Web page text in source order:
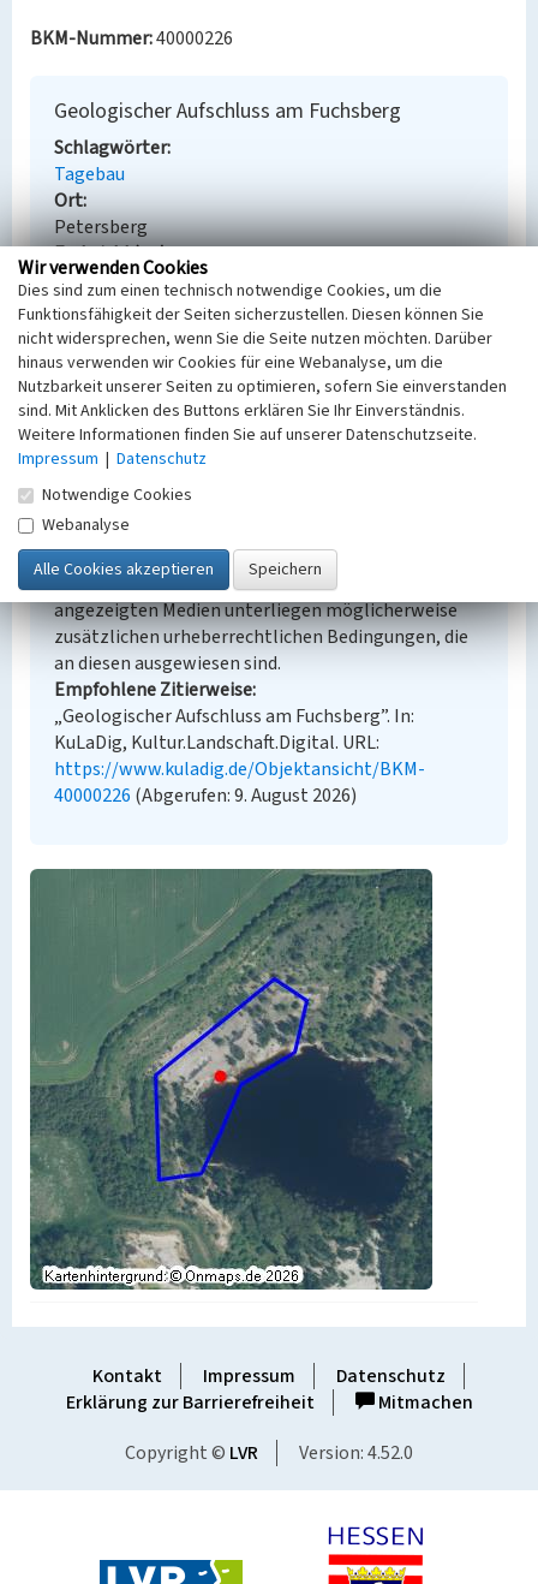
BKM-Nummer:40000226
Geologischer Aufschluss am Fuchsberg
Schlagwörter
Tagebau
Ort
Petersberg
Fachsicht(en)
Denkmalpflege
Erfassungsmaßstab
Keine Angabe
Erfassungsmethode
Übernahme aus externer Fachdatenbank
Empfohlene Zitierweise
Urheberrechtlicher Hinweis
Der hier präsentierte Inhalt steht unter der freien
Lizenz dl-by-de/2.0 (Namensnennung). Die
angezeigten Medien unterliegen möglicherweise
zusätzlichen urheberrechtlichen Bedingungen, die
an diesen ausgewiesen sind.
Empfohlene Zitierweise
„Geologischer Aufschluss am Fuchsberg”. In:
KuLaDig, Kultur.Landschaft.Digital. URL:
https://www.kuladig.de/Objektansicht/BKM-
40000226 (Abgerufen: 9. August 2026)
Kontakt Impressum
Datenschutz
Erklärung zur Barrierefreiheit
Mitmachen
Copyright © LVR Version: 4.52.0
Wir verwenden Cookies
Dies sind zum einen technisch notwendige Cookies, um die
Funktionsfähigkeit der Seiten sicherzustellen. Diesen können Sie
nicht widersprechen, wenn Sie die Seite nutzen möchten. Darüber
hinaus verwenden wir Cookies für eine Webanalyse, um die
Nutzbarkeit unserer Seiten zu optimieren, sofern Sie einverstanden
sind. Mit Anklicken des Buttons erklären Sie Ihr Einverständnis.
Weitere Informationen finden Sie auf unserer Datenschutzseite.
Impressum | Datenschutz
Notwendige Cookies
Webanalyse